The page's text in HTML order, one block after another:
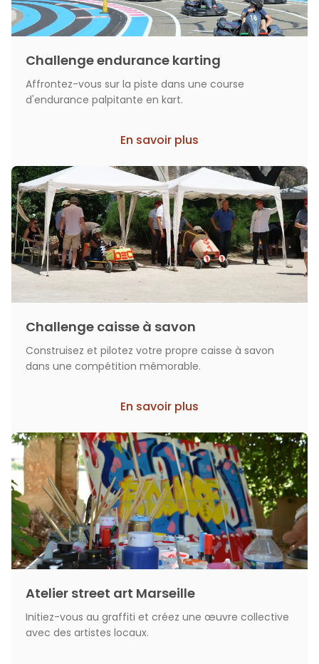
Challenge endurance karting
Affrontez-vous sur la piste dans une course
d'endurance palpitante en kart.
En savoir plus
Challenge caisse à savon
Construisez et pilotez votre propre caisse à savon
dans une compétition mémorable.
En savoir plus
Atelier street art Marseille
Initiez-vous au graffiti et créez une œuvre collective
avec des artistes locaux.